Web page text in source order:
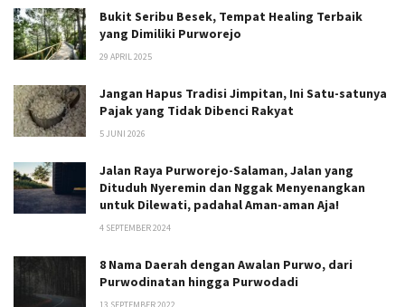
Bukit Seribu Besek, Tempat Healing Terbaik
yang Dimiliki Purworejo
29 APRIL 2025
Jangan Hapus Tradisi Jimpitan, Ini Satu-satunya
Pajak yang Tidak Dibenci Rakyat
5 JUNI 2026
Jalan Raya Purworejo-Salaman, Jalan yang
Dituduh Nyeremin dan Nggak Menyenangkan
untuk Dilewati, padahal Aman-aman Aja!
4 SEPTEMBER 2024
8 Nama Daerah dengan Awalan Purwo, dari
Purwodinatan hingga Purwodadi